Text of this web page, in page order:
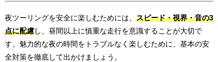
夜ツーリングを安全に楽しむためには、 スピード・視界・音の3
点に配慮し、昼間以上に慎重な走行を意識することが大切で
す。魅力的な夜の時間をトラブルなく楽しむために、基本の安
全対策を徹底して出かけましょう。